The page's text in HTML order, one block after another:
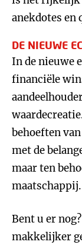
anekdotes en
DE NIEUWE
In de nieuwe
financiële
behoeften
met de
maar ten
maatschappij.
Bent u er
makkelijker